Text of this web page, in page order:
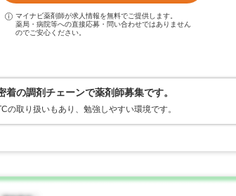
マイナビ薬剤師が求人情報を無料でご提供します。
薬局・病院等への直接応募・問い合わせではありません
のでご安心ください。
の調剤チェーンで薬剤師募集です。
取り扱いもあり、勉強しやすい環境です。